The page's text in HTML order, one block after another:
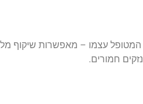
המטופל עצמו – מאפשרות שיקוף
חמורים.